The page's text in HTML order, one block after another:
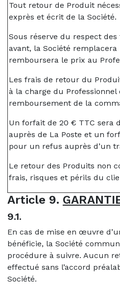
Tout retour de Produit
exprès et écrit de la Société.
Sous réserve du respect
avant, la Société
remboursera le prix au
Les frais de retour du
à la charge du
remboursement de la
Un forfait de 20 € TTC sera
auprès de La Poste et un
pour un refus auprès d’un
Le retour des Produits non
frais, risques et périls du
Article 9.
9.1.
En cas de mise en œuvre
bénéficie, la Société
procédure à suivre. Aucun
effectué sans l’accord
Société.